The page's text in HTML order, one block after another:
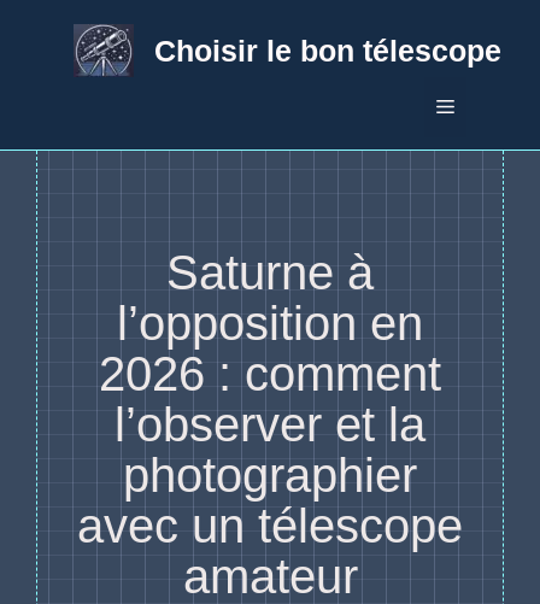
Choisir le bon télescope
Menu
Saturne à
l’opposition en
2026 : comment
l’observer et la
photographier
avec un télescope
amateur